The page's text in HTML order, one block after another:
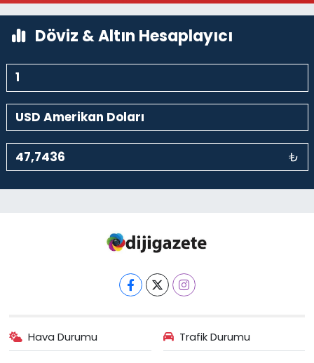
Döviz & Altın Hesaplayıcı
₺
Hava Durumu Trafik Durumu